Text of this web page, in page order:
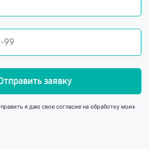
заявку
я даю свое согласие на обработку моих